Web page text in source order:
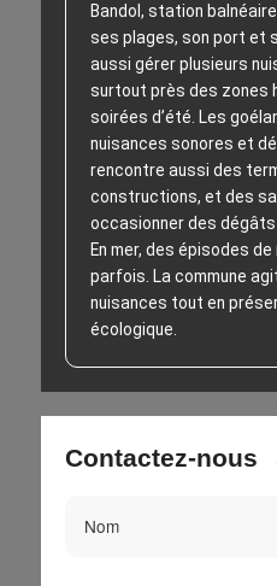
Bandol, station
ses plages, son port et
aussi gérer plusieurs
surtout près des zones
soirées d’été. Les
nuisances sonores et
rencontre aussi des
constructions, et des
occasionner des
En mer, des épisodes
parfois. La commune
nuisances tout en
écologique.
Contactez-nous